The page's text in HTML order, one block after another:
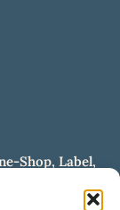
Shop, Label,
und